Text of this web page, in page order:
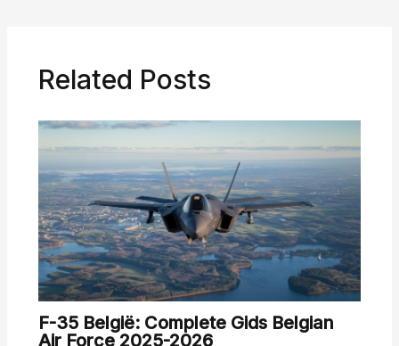
Related Posts
F-35 België: Complete Gids Belgian
Air Force 2025-2026